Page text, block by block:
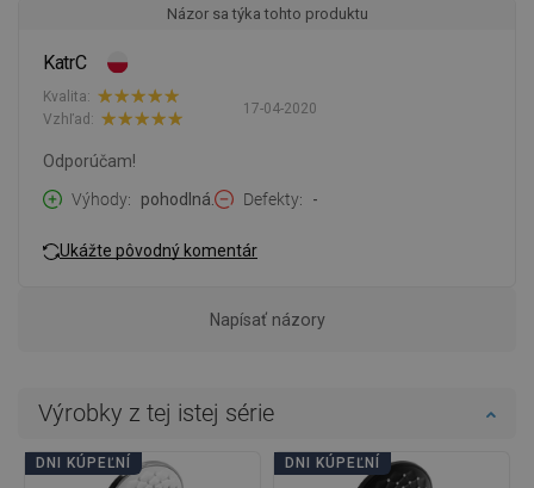
Názor sa týka tohto produktu
KatrC
17-04-2020
Kvalita:
Vzhľad:
Odporúčam!
Výhody
pohodlná. Defekty -
Ukážte pôvodný komentár
Napísať názory
Výrobky z tej istej série
DNI KÚPEĽNÍ DNI KÚPEĽNÍ